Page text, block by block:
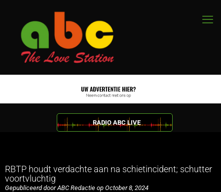
RADIO ABC LIVE
RBTP houdt verdachte aan na schietincident; schutter
voortvluchtig
Gepubliceerd door ABC Redactie op October 8, 2024